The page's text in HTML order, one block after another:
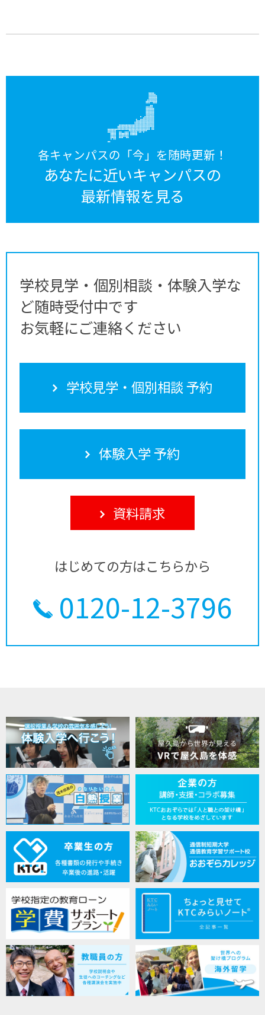
各キャンパスの「今」を随時更新！
あなたに近いキャンパスの
最新情報を見る
学校見学・個別相談・体験入学な
ど随時受付中です
お気軽にご連絡ください
学校見学・個別相談 予約
体験入学 予約
資料請求
はじめての方はこちらから
0120-12-3796